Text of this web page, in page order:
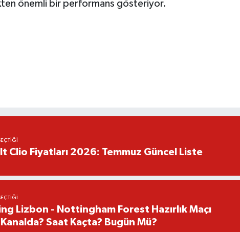
önemli bir performans gösteriyor.
Clio Fiyatları 2026: Temmuz Güncel Liste
Lizbon - Nottingham Forest Hazırlık Maçı
Saat Kaçta? Bugün Mü?